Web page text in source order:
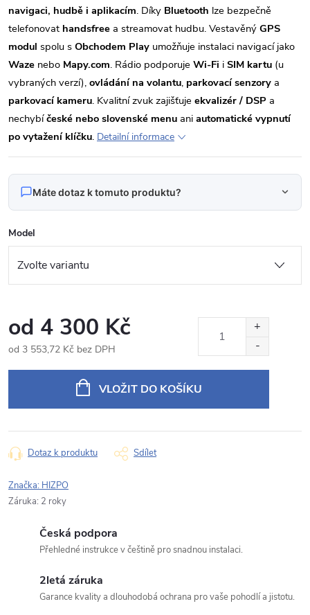
navigaci, hudbě i aplikacím. Díky Bluetooth lze bezpečně
telefonovat handsfree a streamovat hudbu. Vestavěný GPS
modul spolu s Obchodem Play umožňuje instalaci navigací jako
Waze nebo Mapy.com. Rádio podporuje Wi-Fi i SIM kartu (u
vybraných verzí), ovládání na volantu, parkovací senzory a
parkovací kameru. Kvalitní zvuk zajišťuje ekvalizér / DSP a
nechybíčeské nebo slovenské menu ani automatické vypnutí
po vytažení klíčku. Detailní informace
Máte dotaz k tomuto produktu?
Napište nám svůj dotaz
Odpovídáme v pracovní dny do 24 hodin na váš e‑mail.
Produkt:
Jméno
Model
od 4 300 Kč
od 3 553,72 Kč bez DPH
VLOŽIT DO KOŠÍKU
Dotaz k produktu Sdílet
Značka: HIZPO
Záruka: 2 roky
Česká podpora
Přehledné instrukce v češtině pro snadnou instalaci.
2letá záruka
Garance kvality a dlouhodobá ochrana pro vaše pohodlí a jistotu.